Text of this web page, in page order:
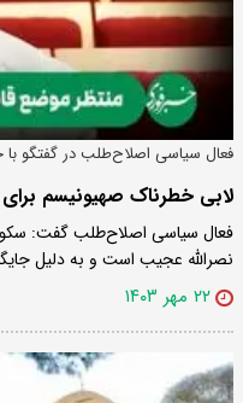
فعال سیاسی اصلاح‌طلب در گفتگو
لابی خطرناک صهیونیسم
فعال سیاسی اصلاح‌طلب گفت: سکوت
نصرالله عجیب است و به دلیل
۲۲ مهر ۱۴۰۳